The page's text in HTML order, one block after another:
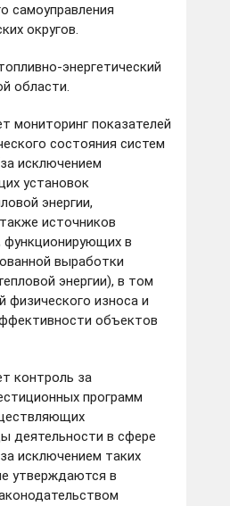
самоуправления
округов.
энергетический
области.
мониторинг показателей
состояния систем
исключением
установок
энергии,
источников
функционирующих в
выработки
энергии), в том
физического износа и
объектов
контроль за
программ
деятельности в сфере
исключением таких
утверждаются в